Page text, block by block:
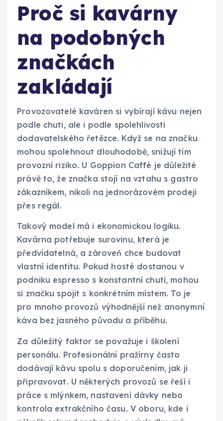
Proč si kavárny
na podobných
značkách
zakládají
Provozovatelé kaváren si vybírají kávu nejen
podle chuti, ale i podle spolehlivosti
dodavatelského řetězce. Když se na značku
mohou spolehnout dlouhodobě, snižují tím
provozní riziko. U Goppion Caffè je důležité
právě to, že značka stojí na vztahu s gastro
zákazníkem, nikoli na jednorázovém prodeji
přes regál.
Takový model má i ekonomickou logiku.
Kavárna potřebuje surovinu, která je
předvídatelná, a zároveň chce budovat
vlastní identitu. Pokud hosté dostanou v
podniku espresso s konstantní chutí, mohou
si značku spojit s konkrétním místem. To je
pro mnoho provozů výhodnější než anonymní
káva bez jasného původu a příběhu.
Za důležitý faktor se považuje i školení
personálu. Profesionální pražírny často
dodávají kávu spolu s doporučením, jak ji
připravovat. U některých provozů se řeší i
práce s mlýnkem, nastavení dávky nebo
kontrola extrakčního času. V oboru, kde i